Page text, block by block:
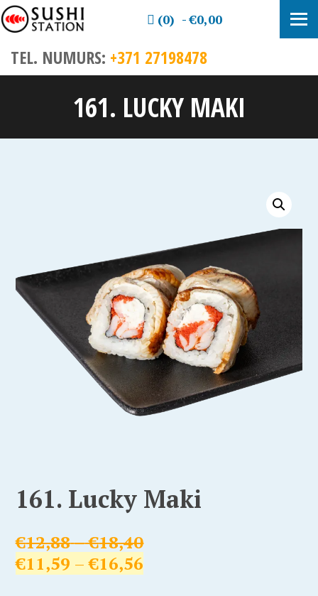
TEL. NUMURS: +371 27198478
(0) €0,00
161. LUCKY MAKI
161. Lucky Maki
€12,88–€18,40
€11,59 – €16,56